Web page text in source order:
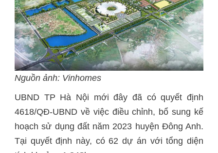
Nguồn ảnh: Vinhomes
UBND TP Hà Nội mới đây đã có quyết định
4618/QĐ-UBND về việc điều chỉnh, bổ sung kế
hoạch sử dụng đất năm 2023 huyện Đông Anh.
Tại quyết định này, có 62 dự án với tổng diện